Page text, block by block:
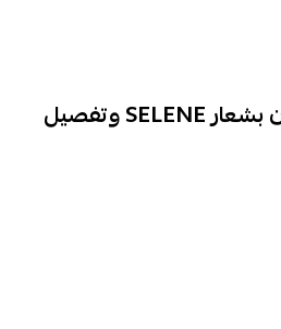
تيشيرت واسع للجنسين بشعار SELENE وتفصيل